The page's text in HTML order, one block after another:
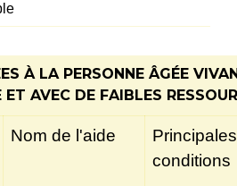
À LA PERSONNE ÂGÉE
ET AVEC DE FAIBLES
Nom de l'aide
Principales
conditions